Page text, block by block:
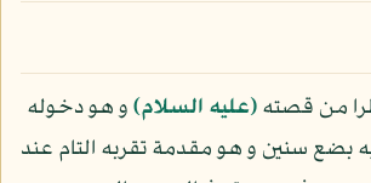
من قصته(عليه السلام)و هو دخوله
بضع سنين و هو مقدمة تقربه التام عند